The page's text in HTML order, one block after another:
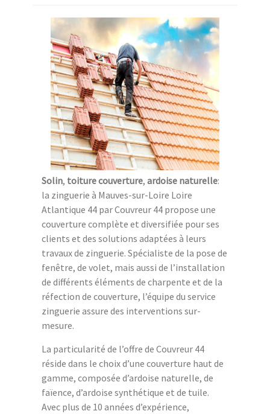
Solin, toiture couverture, ardoise naturelle:
la zinguerie à Mauves-sur-Loire Loire
Atlantique 44 par Couvreur 44 propose une
couverture complète et diversifiée pour ses
clients et des solutions adaptées à leurs
travaux de zinguerie. Spécialiste de la pose de
fenêtre, de volet, mais aussi de l’installation
de différents éléments de charpente et de la
réfection de couverture, l’équipe du service
zinguerie assure des interventions sur-
mesure.
La particularité de l’offre de Couvreur 44
réside dans le choix d’une couverture haut de
gamme, composée d’ardoise naturelle, de
faïence, d’ardoise synthétique et de tuile.
Avec plus de 10 années d’expérience,